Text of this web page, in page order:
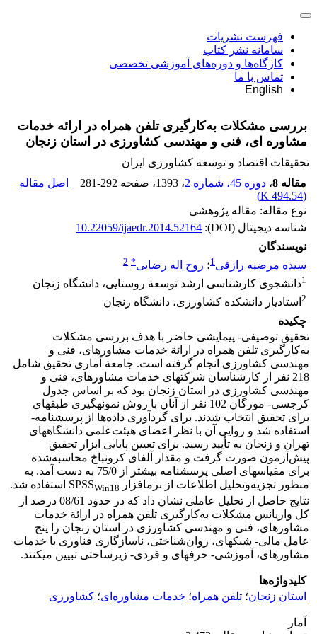
فهرست نشریات
سامانه نشر کتاب
کارگاه‌ها و دوره‌های آموزشی تخصصی
تماس با ما
English
بررسی مشکلات به‌کارگیری تلفن همراه در ارائه خدمات
مشاوره ای، فنی و مهندسی کشاورزی در استان زنجان
تحقیقات اقتصاد و توسعه کشاورزی ایران
مقاله 8
، دوره 45، شماره 2 ، 1393 ، صفحه 281-292
اصل مقاله
(
494.54 K
)
نوع مقاله: مقاله پژوهشی
شناسه دیجیتال (DOI):
10.22059/ijaedr.2014.52164
نویسندگان
سیده مرضیه رازقی1؛ روح اله رضایی*
2
1دانشجوی کارشناسی ارشد توسعة روستایی، دانشگاه زنجان
2 استادیار دانشکده کشاورزی، دانشگاه زنجان
چکیده
تحقیق توصیفی- پیمایشی حاضر با هدف بررسی مشکلات
به‌کارگیری تلفن همراه در ارائة خدمات مشاوره­ای، فنی و
مهندسی کشاورزی انجام گرفته است. جامعة آماری تحقیق شامل
218 نفر از کارشناسان شرکت­های خدمات مشاوره­ای، فنی و
مهندسی کشاورزی در استان زنجان بود که بر اساس جدول
کرجسی- مورگان 102 نفر از آنان با روش نمونه­گیری طبقه­ای
برای تحقیق انتخاب شدند. برای گردآوری داده‌ها از پرسشنامه­
استفاده شد و روایی آن با نظر اعضای هیئت‌علمی دانشگاه­های
تهران و زنجان به تأیید رسید. برای تعیین پایایی ابزار تحقیق
پیش‌آزمون صورت گرفت و مقدار آلفای کرونباخ محاسبه‌شده
برای مقیاس­های اصلی پرسشنامه بیشتر از 75/0 به دست آمد. به
منظور تجزیه‌وتحلیل اطلاعات از نرم­افزار SPSS
Win18
استفاده شد.
نتایج حاصل از تحلیل عاملی نشان داد که در حدود 08/61 درصد از
کل واریانس مشکلات به‌کارگیری تلفن همراه در ارائة خدمات
مشاوره­ای، فنی و مهندسی کشاورزی در استان زنجان را پنج
عامل مالی- شبکه­ای، روان‌شناختی، ناسازگاری فناوری با خدمات
مشاوره­ای، آموزشی- حرفه­ای و فردی- زیرساختی تبیین می­کنند.
کلیدواژه‌ها
استان زنجان؛ تلفن همراه؛ خدمات مشاوره‌ای؛ کشاورزی
آمار